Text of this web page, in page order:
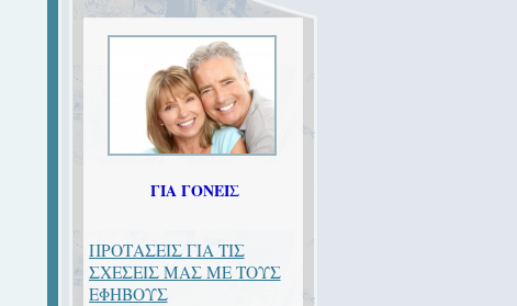
ΓΙΑ ΓΟΝΕΙΣ
ΠΡΟΤΑΣΕΙΣ ΓΙΑ ΤΙΣ
ΣΧΕΣΕΙΣ ΜΑΣ ΜΕ ΤΟΥΣ
ΕΦΗΒΟΥΣ